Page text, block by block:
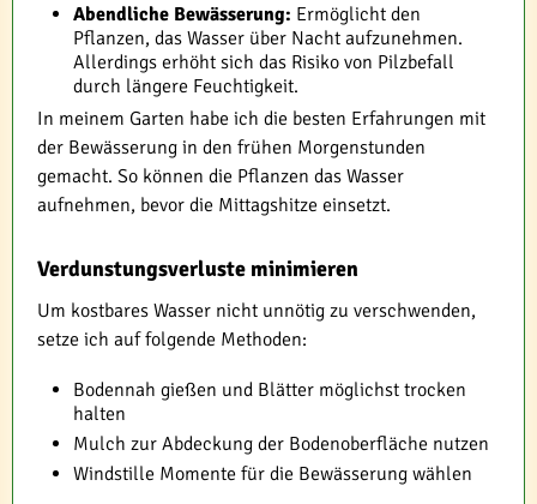
Abendliche Bewässerung: Ermöglicht den
Pflanzen, das Wasser über Nacht aufzunehmen.
Allerdings erhöht sich das Risiko von Pilzbefall
durch längere Feuchtigkeit.
In meinem Garten habe ich die besten Erfahrungen mit
der Bewässerung in den frühen Morgenstunden
gemacht. So können die Pflanzen das Wasser
aufnehmen, bevor die Mittagshitze einsetzt.
Verdunstungsverluste minimieren
Um kostbares Wasser nicht unnötig zu verschwenden,
setze ich auf folgende Methoden:
Bodennah gießen und Blätter möglichst trocken
halten
Mulch zur Abdeckung der Bodenoberfläche nutzen
Windstille Momente für die Bewässerung wählen